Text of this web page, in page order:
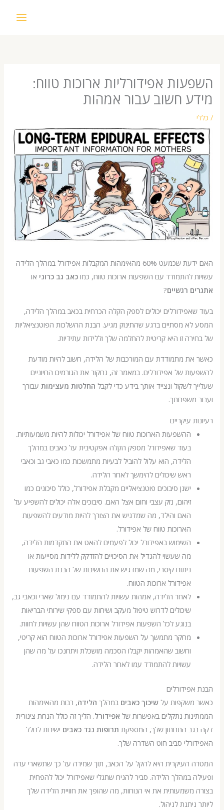
אפידורליות ארוכות טווח:
חשוב עבור אמהות
האם ידעת שכמעט 60% מהאימהות המקבלות אפידורל במהלך הלידה
להתמודד עם השפעות ארוכות טווח, כמו כאב גב כרוניאו
רגשיים?
יכולים לספק הקלה הכרחית בכאב במהלך הלידה,
מסתיים ברגע שהתינוק מגיע. הבנת ההשלכות הפוטנציאליות
זו היא קריטית להחלמה שלך וללידות עתידיות.
מתמודדת עם המורכבות של הלידה, חשוב להיות מודעת
של אפידורלים. במאמר זה, נחקור את הגורמים החיוניים
לשקול ונצייד אותך בידע כדי לקבל החלטות מעצימות עבורך
משפחתך.
עיקריים
ההשפעות הארוכות טווח של אפידורל יכולות להיות משמעותיות.
בעוד שאפידורל מספק הקלה אפקטיבית על כאבים במהלך
הלידה, הוא עלול להוביל לבעיות מתמשכות כמו כאבי גב וכאבי
ראש שיכולים להימשך לאחר הלידה.
ישנן סיבוכים פוטנציאליים מקבלת אפידורל, כולל סיכונים כמו
זיהום, נזק עצבי וחום אצל האם. סיבוכים אלה יכולים להשפיע על
האם והילד, מה שמדגיש את הצורך להיות מודעים להשפעות
הארוכות טווח של אפידורל.
השימוש באפידורל יכול לפעמים להאט את התקדמות הלידה,
מה שעשוי להגדיל את הסיכויים להזדקק ללידות מסייעות או
ניתוח קיסרי, מה שמדגיש את החשיבות של הבנת השפעות
אפידורל ארוכות הטווח.
לאחר הלידה, אמהות עשויות להתמודד עם נימול שארי וכאבי גב,
שיכולים לדרוש טיפול מעקב ושיחות עם ספקי שירותי הבריאות
בנוגע לכל השפעות אפידורל ארוכות הטווח שהן עשויות לחוות.
מחקר מתמשך על השפעות אפידורל ארוכות הטווח הוא קריטי,
וחשוב שהאמהות יקבלו הסכמה מושכלת ויתחנכו על מה שהן
עשויות להתמודד עמו לאחר הלידה.
משקפות עלשיכוך כאביםבמהלךהלידה, רבות מהאימהות
נתקלים באפשרות שלאפידורל. הליך זה כולל הנחת צינורית
התחתון שלך, המספקתתרופות נגד כאביםישירות לחלל
סביב חוט השדרה שלך.
העיקרית היא להקל על הכאב, תוך שמירה על כך שתשארי ערה
במהלך הלידה. סביר להניח שתגלי שאפידורל יכול להפחית
משמעותית את אי הנוחות, מה שהופך את חוויית הלידה שלך
לניהול.